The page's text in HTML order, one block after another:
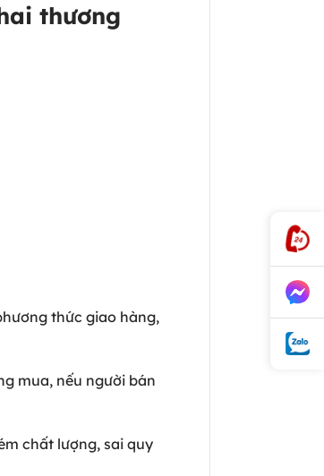
thương
thức giao hàng,
mua, nếu người bán
chất lượng, sai quy